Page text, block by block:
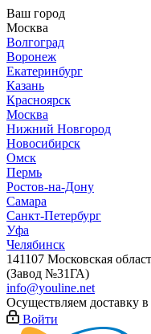
Ваш город
Москва
Волгоград
Воронеж
Екатеринбург
Казань
Красноярск
Москва
Нижний Новгород
Новосибирск
Омск
Пермь
Ростов-на-Дону
Самара
Санкт-Петербург
Уфа
Челябинск
141107 Московская
(Завод №31ГА)
info@youline.net
Осуществляем доставку в
Войти